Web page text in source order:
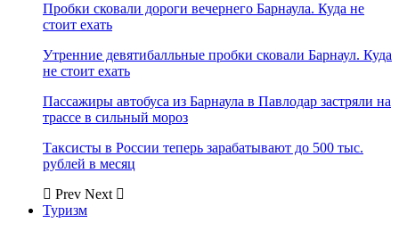
Пробки сковали дороги вечернего Барнаула. Куда не
стоит ехать
Утренние девятибалльные пробки сковали Барнаул. Куда
не стоит ехать
Пассажиры автобуса из Барнаула в Павлодар застряли на
трассе в сильный мороз
Таксисты в России теперь зарабатывают до 500 тыс.
рублей в месяц
Prev Next
Туризм